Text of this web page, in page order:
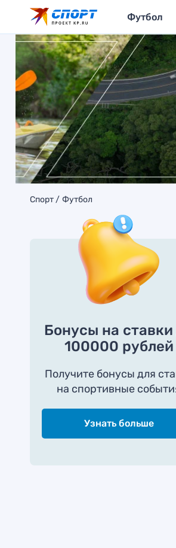
Футбол
Спорт Футбол
Бонусы на ставки
100000 рублей
Получите бонусы для
на спортивные
Узнать больше